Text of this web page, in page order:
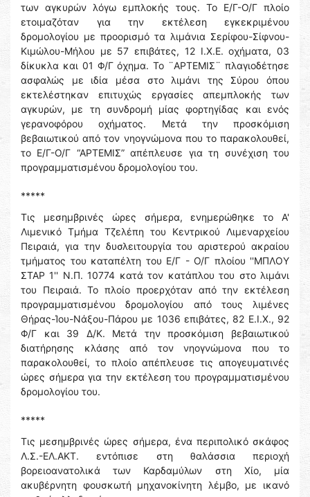
των αγκυρών λόγω εμπλοκής τους. Το Ε/Γ-Ο/Γ πλοίο
ετοιμαζόταν για την εκτέλεση εγκεκριμένου
δρομολογίου με προορισμό τα λιμάνια Σερίφου-Σίφνου-
Κιμώλου-Μήλου με 57 επιβάτες, 12 Ι.Χ.Ε. οχήματα, 03
δίκυκλα και 01 Φ/Γ όχημα. Το ¨ΑΡΤΕΜΙΣ¨ πλαγιοδέτησε
ασφαλώς με ιδία μέσα στο λιμάνι της Σύρου όπου
εκτελέστηκαν επιτυχώς εργασίες απεμπλοκής των
αγκυρών, με τη συνδρομή μίας φορτηγίδας και ενός
γερανοφόρου οχήματος. Μετά την προσκόμιση
βεβαιωτικού από τον νηογνώμονα που το παρακολουθεί,
το Ε/Γ-Ο/Γ “ΑΡΤΕΜΙΣ” απέπλευσε για τη συνέχιση του
προγραμματισμένου δρομολογίου του.
*****
Τις μεσημβρινές ώρες σήμερα, ενημερώθηκε το Α'
Λιμενικό Τμήμα Τζελέπη του Κεντρικού Λιμεναρχείου
Πειραιά, για την δυσλειτουργία του αριστερού ακραίου
τμήματος του καταπέλτη του Ε/Γ - Ο/Γ πλοίου ''ΜΠΛΟΥ
ΣΤΑΡ 1'' Ν.Π. 10774 κατά τον κατάπλου του στο λιμάνι
του Πειραιά. Το πλοίο προερχόταν από την εκτέλεση
προγραμματισμένου δρομολογίου από τους λιμένες
Θήρας-Ίου-Νάξου-Πάρου με 1036 επιβάτες, 82 Ε.Ι.Χ., 92
Φ/Γ και 39 Δ/Κ. Μετά την προσκόμιση βεβαιωτικού
διατήρησης κλάσης από τον νηογνώμονα που το
παρακολουθεί, το πλοίο απέπλευσε τις απογευματινές
ώρες σήμερα για την εκτέλεση του προγραμματισμένου
δρομολογίου του.
*****
Τις μεσημβρινές ώρες σήμερα, ένα περιπολικό σκάφος
Λ.Σ.-ΕΛ.ΑΚΤ. εντόπισε στη θαλάσσια περιοχή
βορειοανατολικά των Καρδαμύλων στη Χίο, μία
ακυβέρνητη φουσκωτή μηχανοκίνητη λέμβο, με ικανό